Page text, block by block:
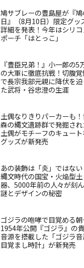
鳩サブレーの豊島屋が『鳩
日』（8月10日）限定グッ
詳細を発表！今年はシリコ
ポーチ「はとっこ」
『豊臣兄弟！』小一郎の5
の大軍に徹底抗戦！切腹覚
で長宗我部元親に降伏を迫
た武将・谷忠澄の生涯
土偶なりきりパーカーも
森の縄文遺跡群で発掘され
土偶がモチーフのキュート
グッズが新発売
あの装飾は「炎」ではない
縄文時代の国宝・火焔型土
器、5000年前の人々が刻
謎とデザインの秘密
ゴジラの咆哮で目覚める
1954年公開『ゴジラ』の
音源を搭載した「ゴジラ
目覚まし時計」が新発売